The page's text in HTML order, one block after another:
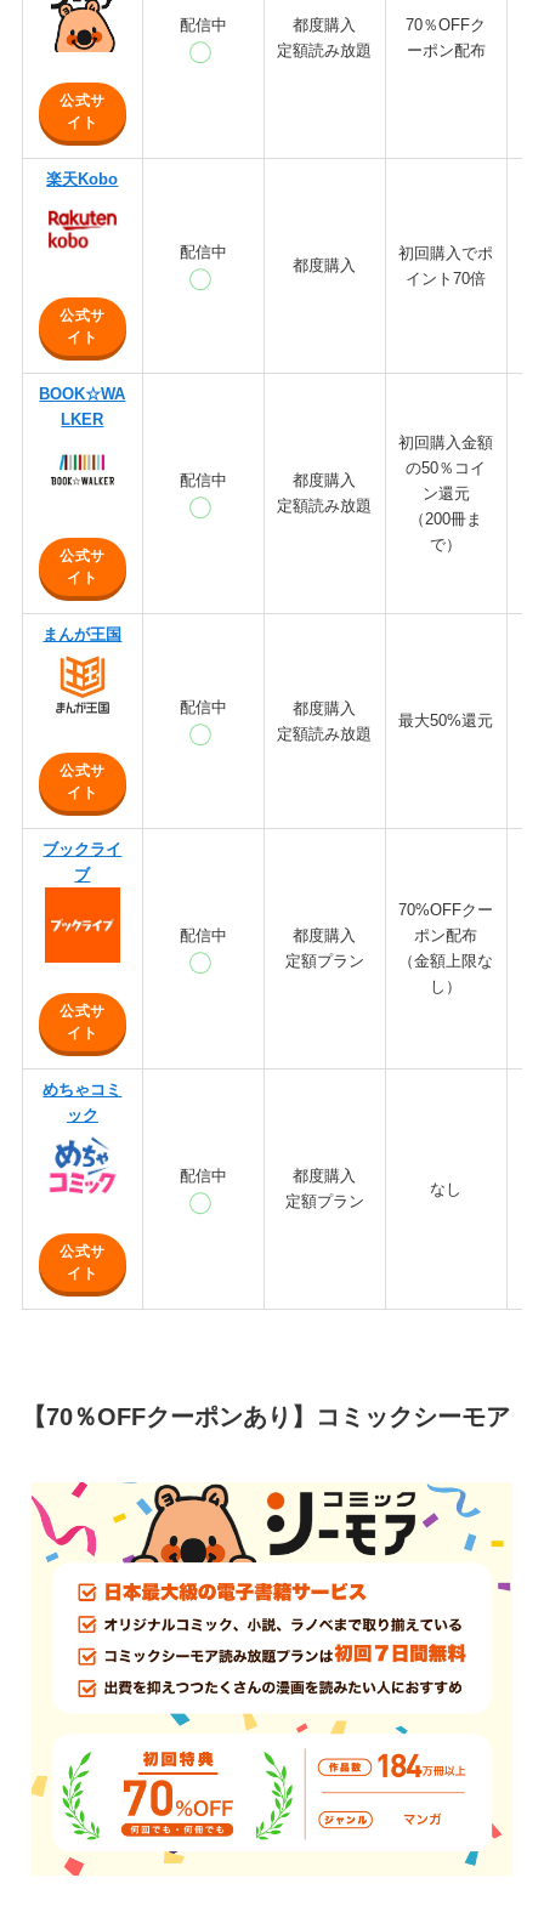
公式サ
イト
配信中
都度購入
定額読み放題
70％OFFク
ーポン配布
楽天Kobo
公式サ
イト
配信中
都度購入
初回購入でポ
イント70倍
BOOK☆WA
LKER
公式サ
イト
配信中
都度購入
定額読み放題
初回購入金額
の50％コイ
ン還元
（200冊ま
で）
まんが王国
公式サ
イト
配信中
都度購入
定額読み放題
最大50%還元
ブックライ
ブ
公式サ
イト
配信中
都度購入
定額プラン
70%OFFクー
ポン配布
（金額上限な
し）
めちゃコミ
ック
公式サ
イト
配信中
都度購入
定額プラン
なし
【70％OFFクーポンあり】コミックシーモア